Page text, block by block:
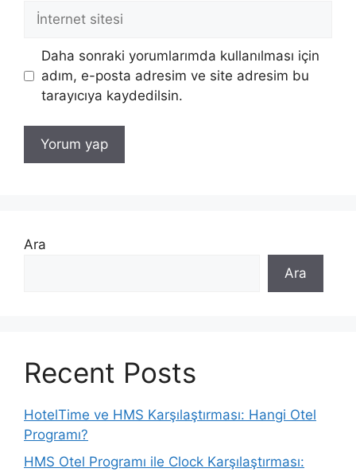
İnternet
sitesi
Daha sonraki yorumlarımda kullanılması için
adım, e-posta adresim ve site adresim bu
tarayıcıya kaydedilsin.
Ara
Ara
Recent Posts
HotelTime ve HMS Karşılaştırması: Hangi Otel
Programı?
HMS Otel Programı ile Clock Karşılaştırması: